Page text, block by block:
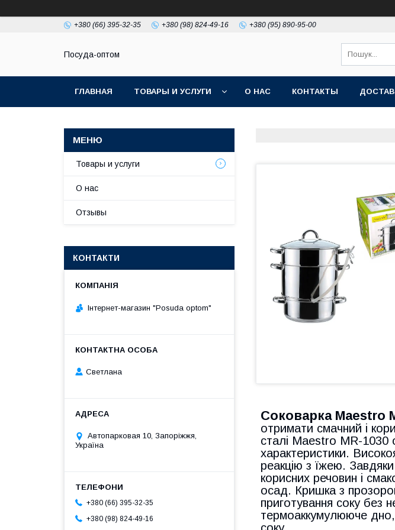
+380 (66) 395-32-35 +380 (98) 824-49-16 +380 (95) 890-95-00
Посуда-оптом
ГЛАВНАЯ ТОВАРЫ И УСЛУГИ О НАС КОНТАКТЫ
Соковарка Maestro
отримати смачний і
сталі Maestro MR-1030
характеристики.
реакцію з їжею. Завдяки
корисних речовин і
осад. Кришка з
приготування соку без
термоаккумулююче дно,
Товары и услуги
О нас
Отзывы
КОНТАКТИ
Інтернет-магазин "Posuda optom"
Светлана
Автопарковая 10, Запоріжжя,
Україна
+380 (66) 395-32-35
+380 (98) 824-49-16